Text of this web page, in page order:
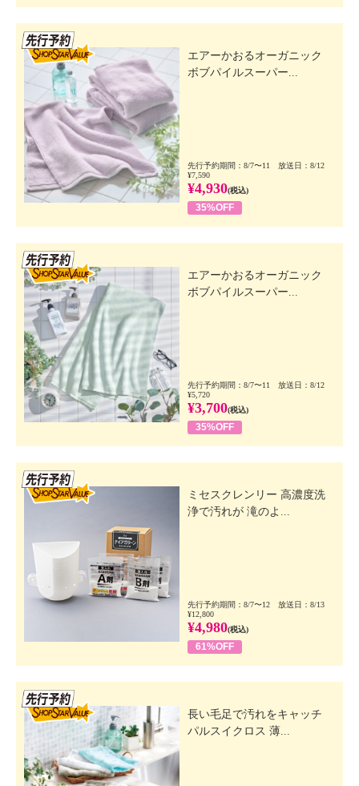
エアーかおるオーガニック
ボブパイルスーパー...
先行予約期間：8/7〜11 放送日：8/12
¥7,590
¥4,930(税込)
35%OFF
エアーかおるオーガニック
ボブパイルスーパー...
先行予約期間：8/7〜11 放送日：8/12
¥5,720
¥3,700(税込)
35%OFF
ミセスクレンリー 高濃度洗
浄で汚れが 滝のよ...
先行予約期間：8/7〜12 放送日：8/13
¥12,800
¥4,980(税込)
61%OFF
長い毛足で汚れをキャッチ
パルスイクロス 薄...